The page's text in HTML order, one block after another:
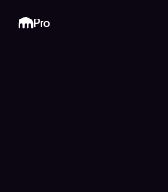
Kraken
Pro